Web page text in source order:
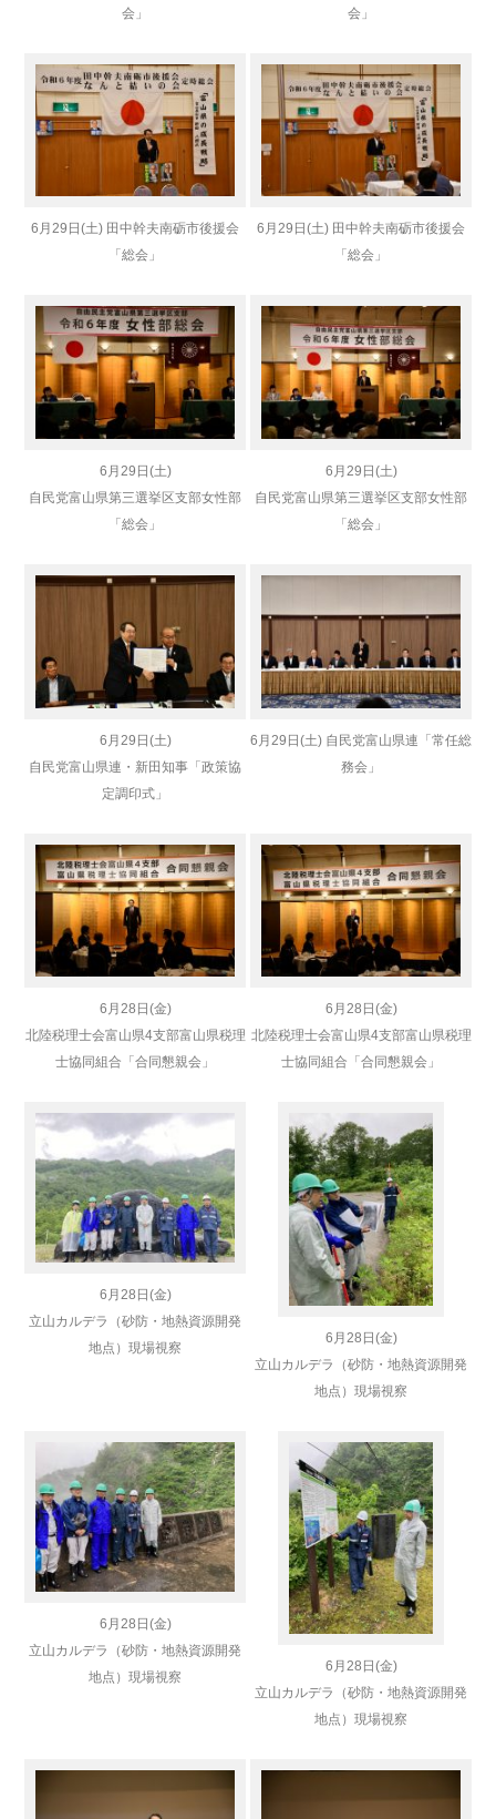
会」
会」
6月29日(土) 田中幹夫南砺市後援会
「総会」
6月29日(土) 田中幹夫南砺市後援会
「総会」
6月29日(土)
自民党富山県第三選挙区支部女性部
「総会」
6月29日(土)
自民党富山県第三選挙区支部女性部
「総会」
6月29日(土)
自民党富山県連・新田知事「政策協
定調印式」
6月29日(土) 自民党富山県連「常任総
務会」
6月28日(金)
北陸税理士会富山県4支部富山県税理
士協同組合「合同懇親会」
6月28日(金)
北陸税理士会富山県4支部富山県税理
士協同組合「合同懇親会」
6月28日(金)
立山カルデラ（砂防・地熱資源開発
地点）現場視察
6月28日(金)
立山カルデラ（砂防・地熱資源開発
地点）現場視察
6月28日(金)
立山カルデラ（砂防・地熱資源開発
地点）現場視察
6月28日(金)
立山カルデラ（砂防・地熱資源開発
地点）現場視察